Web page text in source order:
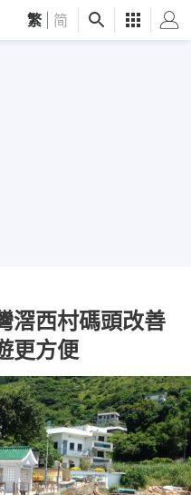
繁 简
滘西村碼頭改善
方便